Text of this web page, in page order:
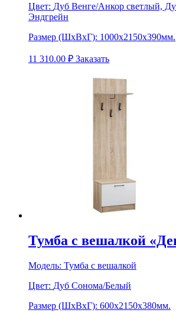
Цвет: Дуб Венге/Анкор светлый,
Эндгрейн
Размер (ШхВхГ): 1000х2150х390мм.
11 310.00 ₽ Заказать
Тумба с вешалкой
Модель: Тумба с вешалкой
Цвет: Дуб Сонома/Белый
Размер (ШхВхГ): 600х2150х380мм.